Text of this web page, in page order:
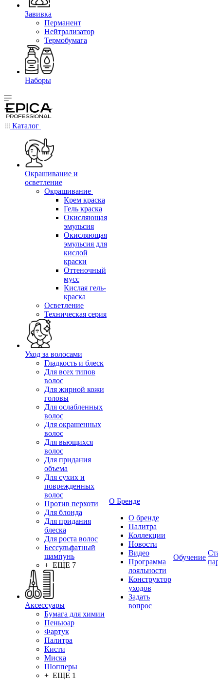
Завивка
Перманент
Нейтрализатор
Термобумага
Наборы
Каталог
Окрашивание и
осветление
Окрашивание
Крем краска
Гель краска
Окисляющая
эмульсия
Окисляющая
эмульсия для
кислой
краски
Оттеночный
мусс
Кислая гель-
краска
Осветление
Техническая серия
Уход за волосами
Гладкость и блеск
Для всех типов
волос
Для жирной кожи
головы
Для ослабленных
волос
Для окрашенных
волос
Для вьющихся
волос
Для придания
объема
Для сухих и
поврежденных
волос
Против перхоти
Для блонда
Для придания
блеска
Для роста волос
Бессульфатный
шампунь
+ ЕЩЕ 7
Аксессуары
Бумага для химии
Пеньюар
Фартук
Палитра
Кисти
Миска
Шопперы
+ ЕЩЕ 1
О Бренде
О бренде
Палитра
Коллекции
Новости
Видео
Программа
лояльности
Конструктор
уходов
Задать
вопрос
Обучение